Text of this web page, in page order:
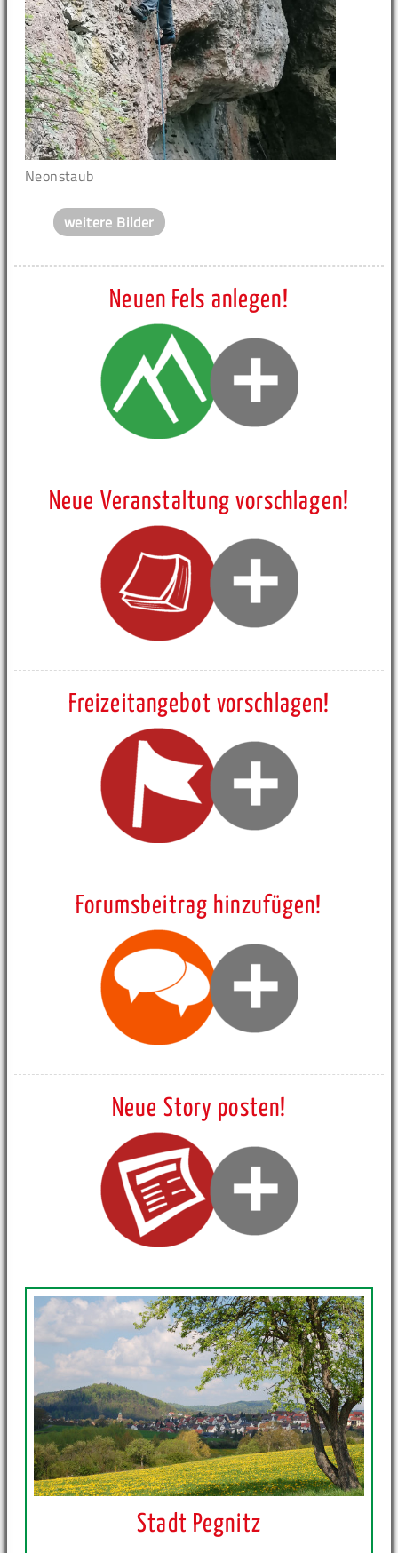
Neonstaub
weitere Bilder
Neuen Fels anlegen!
Neue Veranstaltung vorschlagen!
Freizeitangebot vorschlagen!
Forumsbeitrag hinzufügen!
Neue Story posten!
Stadt Pegnitz